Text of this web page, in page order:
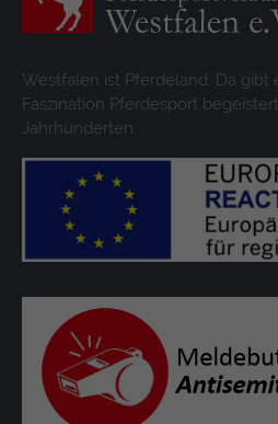
Westfalen ist Pferdeland. Da gibt
Faszination Pferdesport
Jahrhunderten.